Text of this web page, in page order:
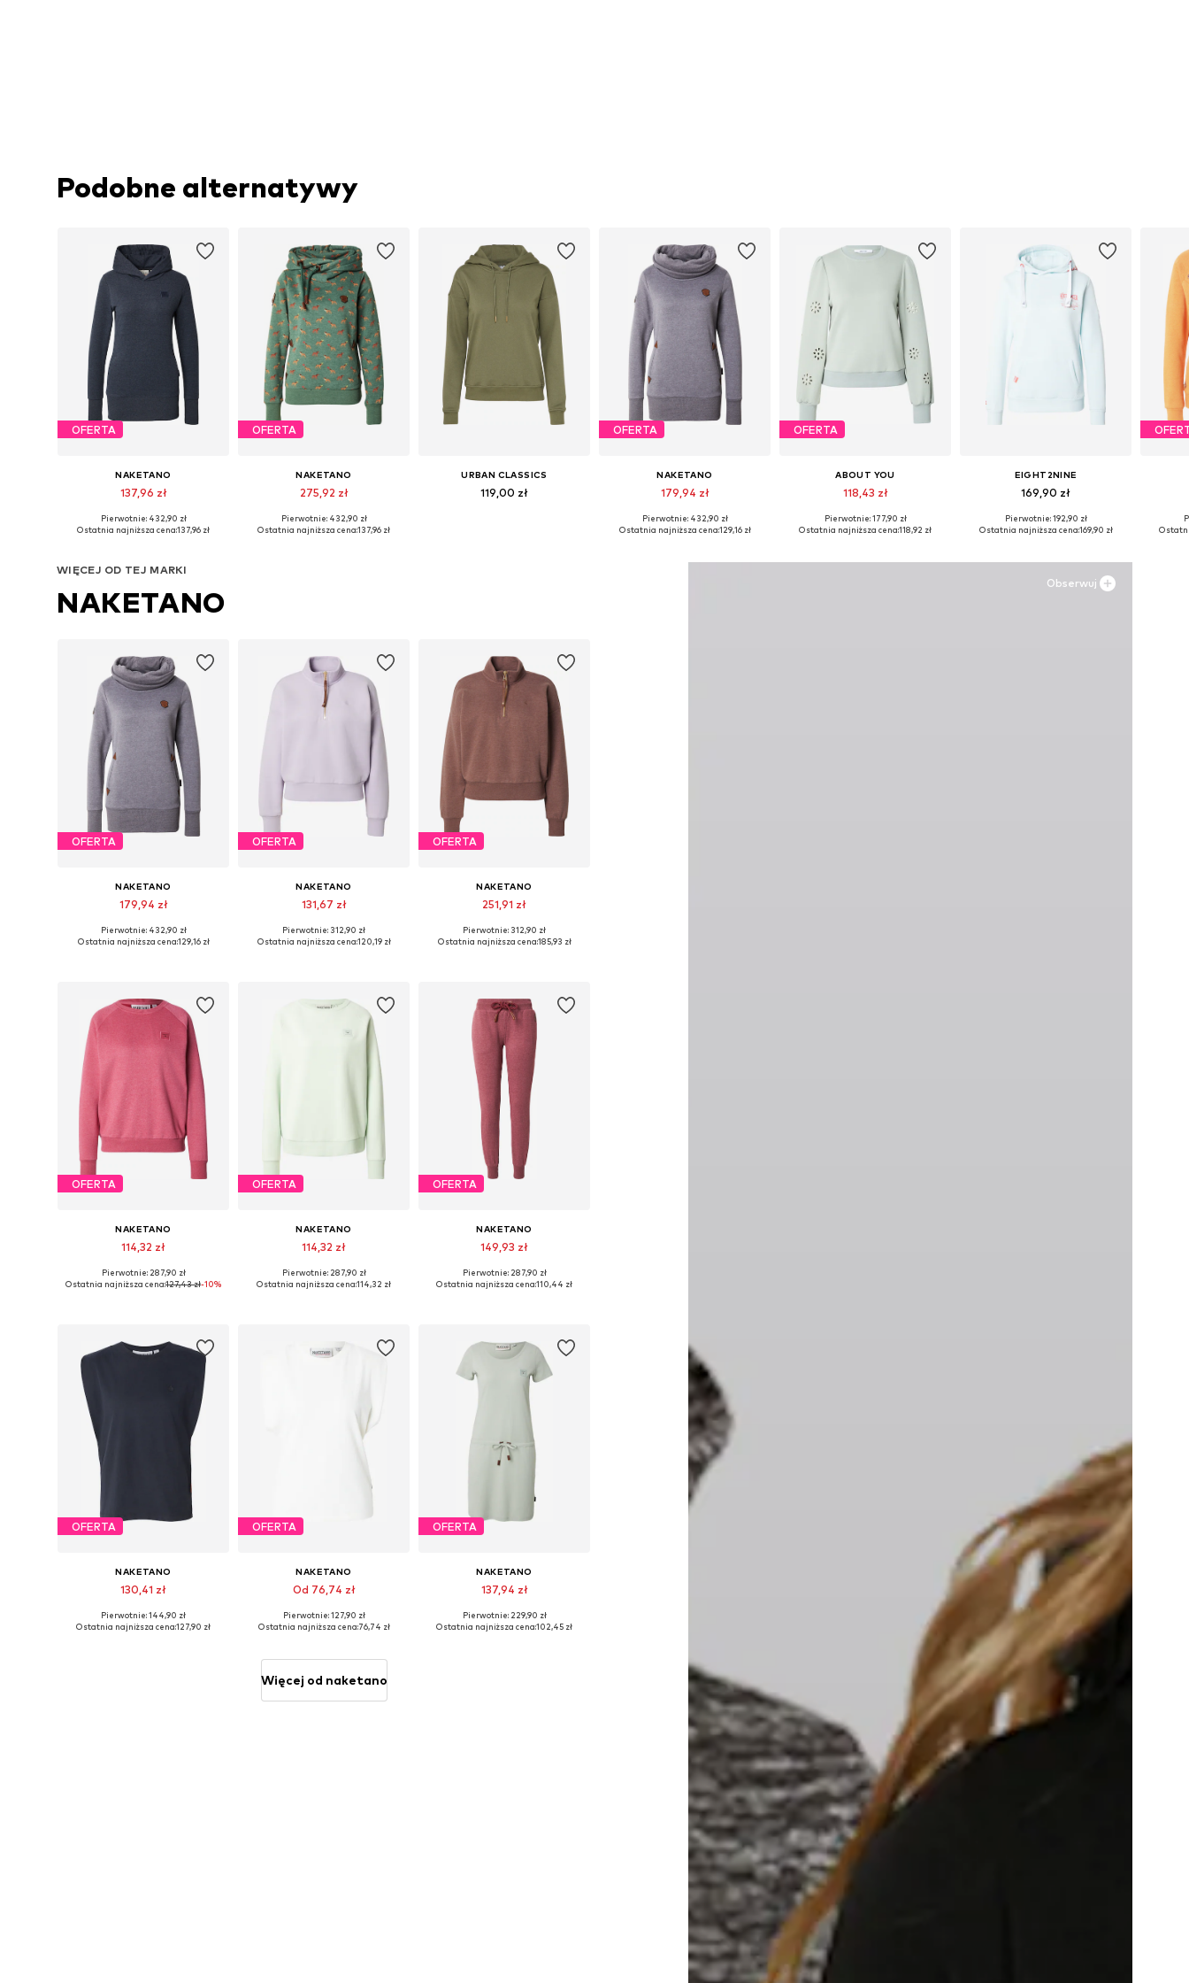
Podobne alternatywy
OFERTA
NAKETANO
137,96 zł
Dostępne rozmiary: XS, S, M, L
Pierwotnie: 432,90 zł
Ostatnia najniższa cena:137,96 zł
OFERTA
NAKETANO
275,92 zł
Dostępne rozmiary: XS, S, M
Pierwotnie: 432,90 zł
Ostatnia najniższa cena:137,96 zł
URBAN CLASSICS
119,00 zł
OFERTA
NAKETANO
179,94 zł
Dostępne rozmiary: XS, S, M
Pierwotnie: 432,90 zł
Ostatnia najniższa cena:129,16 zł
OFERTA
ABOUT YOU
118,43 zł
Dostępne rozmiary: S, M, L, XXL
Pierwotnie: 177,90 zł
Ostatnia najniższa cena:118,92 zł
EIGHT2NINE
169,90 zł
Dostępne rozmiary: S, M
Pierwotnie: 192,90 zł
Ostatnia najniższa cena:169,90 zł
Obserwuj
WIĘCEJ OD TEJ MARKI
NAKETANO
OFERTA
NAKETANO
179,94 zł
Dostępne rozmiary: XS, S, M
Pierwotnie: 432,90 zł
Ostatnia najniższa cena:129,16 zł
OFERTA
NAKETANO
131,67 zł
Dostępne rozmiary: XS, S, M, L, XL
Pierwotnie: 312,90 zł
Ostatnia najniższa cena:120,19 zł
OFERTA
NAKETANO
251,91 zł
Dostępne rozmiary: XS, S, M, L, XL
Pierwotnie: 312,90 zł
Ostatnia najniższa cena:185,93 zł
OFERTA
NAKETANO
114,32 zł
Dostępne rozmiary: S, M
Pierwotnie: 287,90 zł
Ostatnia najniższa cena:127,43 zł-10%
OFERTA
NAKETANO
114,32 zł
Dostępne rozmiary: M, L
Pierwotnie: 287,90 zł
Ostatnia najniższa cena:114,32 zł
OFERTA
NAKETANO
149,93 zł
Pierwotnie: 287,90 zł
Ostatnia najniższa cena:110,44 zł
OFERTA
NAKETANO
130,41 zł
Pierwotnie: 144,90 zł
Ostatnia najniższa cena:127,90 zł
OFERTA
NAKETANO
Od 76,74 zł
Pierwotnie: 127,90 zł
Ostatnia najniższa cena:76,74 zł
OFERTA
NAKETANO
137,94 zł
Pierwotnie: 229,90 zł
Ostatnia najniższa cena:102,45 zł
Więcej od naketano